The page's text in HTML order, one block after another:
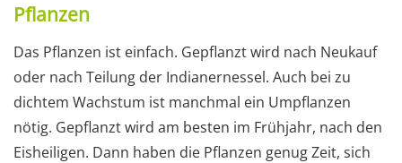
Pflanzen
Das Pflanzen ist einfach. Gepflanzt wird nach Neukauf
oder nach Teilung der Indianernessel. Auch bei zu
dichtem Wachstum ist manchmal ein Umpflanzen
nötig. Gepflanzt wird am besten im Frühjahr, nach den
Eisheiligen. Dann haben die Pflanzen genug Zeit, sich